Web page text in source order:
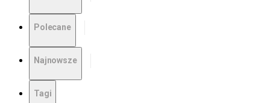
Polecane
Najnowsze
Tagi